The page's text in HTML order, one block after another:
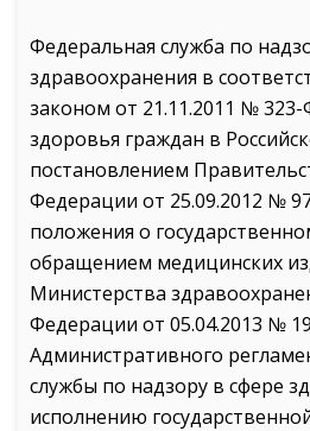
Федеральная служба по
здравоохранения в
законом от 21.11.2011 №
здоровья граждан в
постановлением
Федерации от 25.09.2012 №
положения о
обращением медицинских
Министерства
Федерации от 05.04.2013 №
Административного
службы по надзору в сфере
исполнению